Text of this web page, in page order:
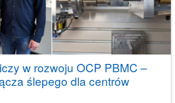
w rozwoju OCP PBMC –
ślepego dla centrów